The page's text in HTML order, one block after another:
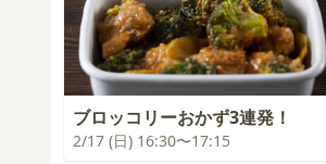
ブロッコリーおかず3連発！
2/17 (日) 16:30〜17:15